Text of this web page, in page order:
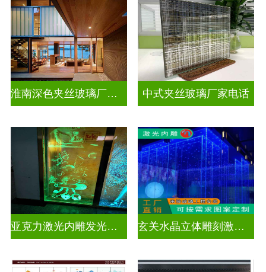
淮南深色夹丝玻璃厂家地址 中式夹丝玻璃厂家电话
亚克力激光内雕发光通电玻璃 玄关水晶立体雕刻激光内雕发光玻璃背景墙